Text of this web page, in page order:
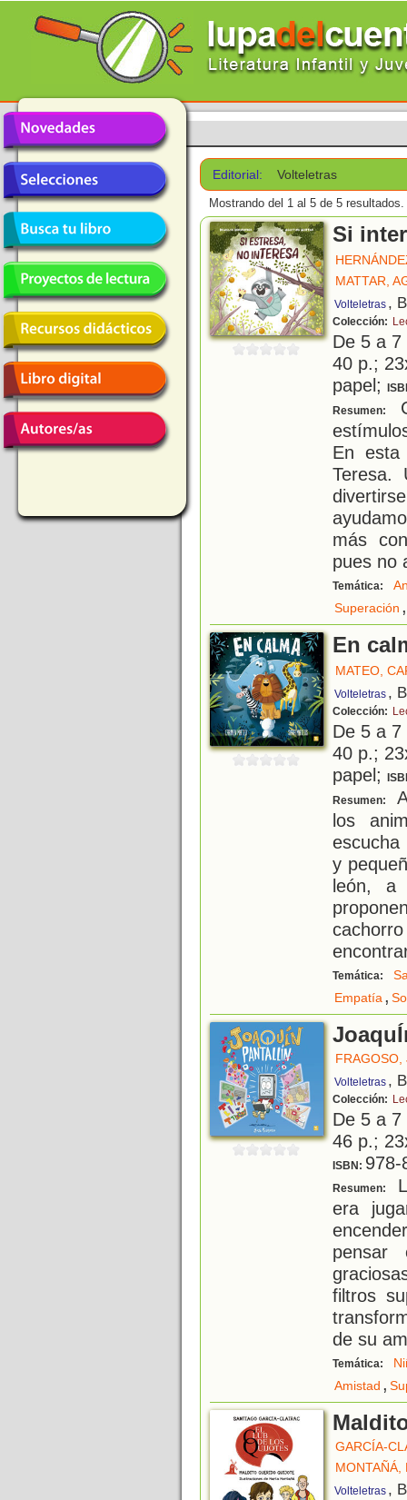
Editorial: Volteletras
Mostrando del 1 al 5 de 5 resultados.
Si
MATTAR,
Volteletras ,
Colección:
De 5 a
40 p.;
papel;
Resumen:
En
Teresa.
más
pues no
Temática:
Superación ,
En
MATEO,
Volteletras ,
Colección:
De 5 a
40 p.;
papel;
Resumen:
los
escucha
y
león, a
Temática:
Empatía,
FRAGOSO,
Volteletras ,
Colección:
De 5 a
46 p.;
ISBN: 978-
Resumen:
era
filtros
de su
Temática:
Amistad ,
GARCÍA-
MONTAÑÁ,
Volteletras ,